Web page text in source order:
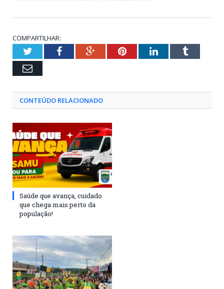
COMPARTILHAR:
TwitterFacebookGoogle+PinterestLinkedInTumblr
Email
CONTEÚDO RELACIONADO
Saúde que avança, cuidado
que chega mais perto da
população!